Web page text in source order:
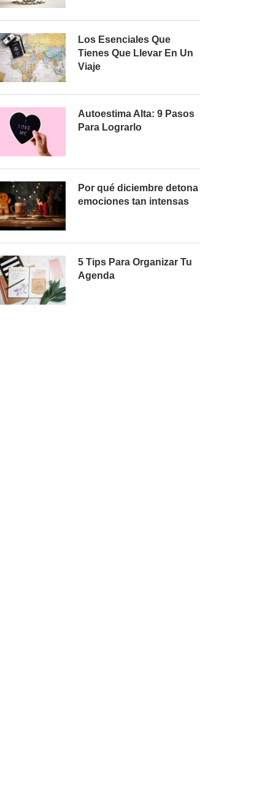
Los Esenciales Que
Tienes Que Llevar En Un
Viaje
Autoestima Alta: 9 Pasos
Para Lograrlo
Por qué diciembre detona
emociones tan intensas
5 Tips Para Organizar Tu
Agenda